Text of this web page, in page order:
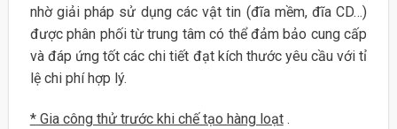
nhờ giải pháp sử dụng các vật tin (đĩa mềm, đĩa CD…)
được phân phối từ trung tâm có thể đảm bảo cung cấp
và đáp ứng tốt các chi tiết đạt kích thước yêu cầu với tỉ
lệ chi phí hợp lý.
*Gia công thử trước khi chế tạo hàng loạt.